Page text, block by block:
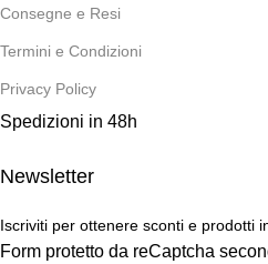
Consegne e Resi
Termini e Condizioni
Privacy Policy
Spedizioni in 48h
Newsletter
Iscriviti per ottenere sconti e prodotti
Form protetto da reCaptcha